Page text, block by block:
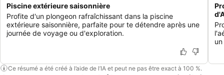
Piscine extérieure saisonnière
Profite d'un plongeon rafraîchissant dans la piscine
extérieure saisonnière, parfaite pour te détendre après une
journée de voyage ou d'exploration.
Ce résumé a été créé à l’aide de l’IA et peut ne pas être exact à 100 %.